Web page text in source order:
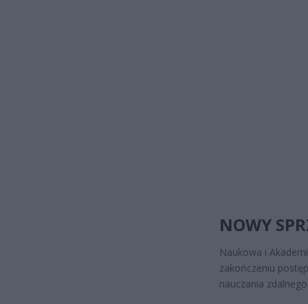
NOWY
Naukowa i
zakończeniu
nauczania